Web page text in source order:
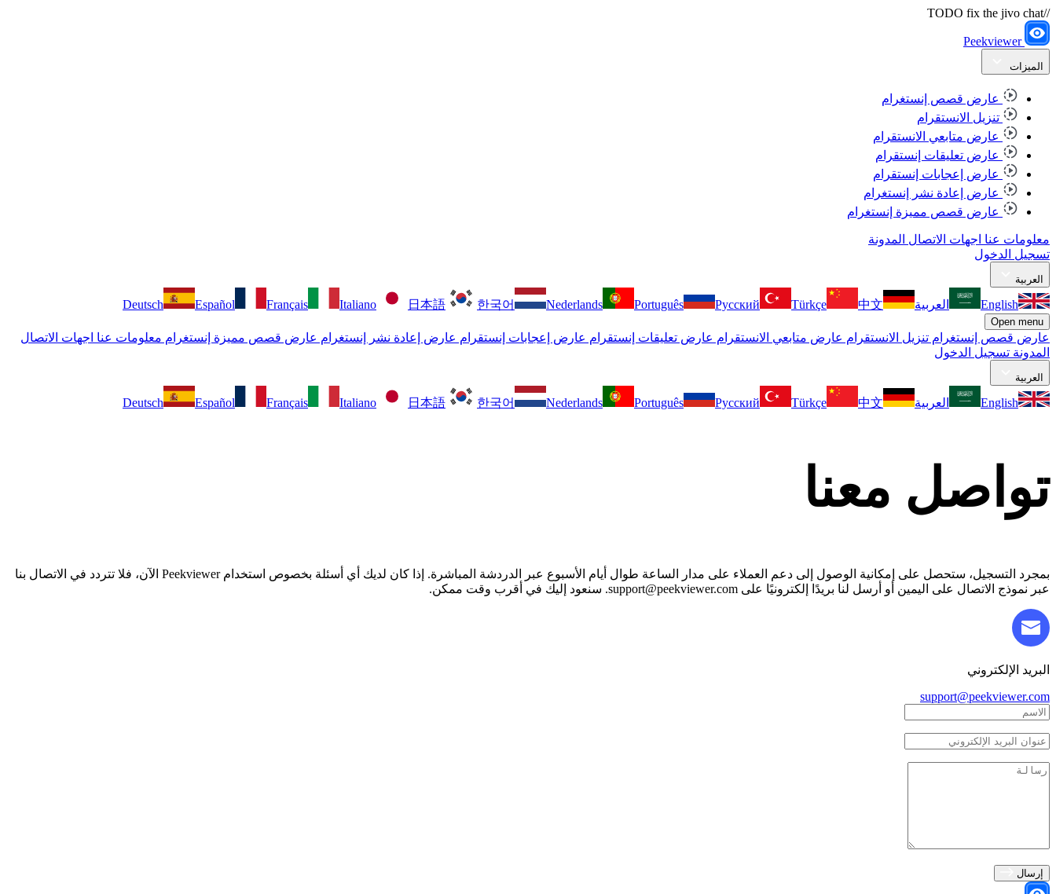
//TODO fix the jivo chat
Peekviewer
الميزات
عارض قصص إنستغرام
تنزيل الانستقرام
عارض متابعي الانستقرام
عارض تعليقات إنستقرام
عارض إعجابات إنستقرام
عارض إعادة نشر إنستغرام
عارض قصص مميزة إنستغرام
معلومات عنا اجهات الاتصال المدونة
تسجيل الدخول
العربية
English العربية Deutsch Español Français Italiano 日本語 한국어 Nederlands Português Русский Türkçe 中文
Open menu
عارض قصص إنستغرام تنزيل الانستقرام عارض متابعي الانستقرام عارض تعليقات إنستقرام عارض إعجابات إنستقرام عارض إعادة نشر إنستغرام عارض قصص مميزة إنستغرام معلومات عنا اجهات الاتصال
المدونة تسجيل الدخول
العربية
English العربية Deutsch Español Français Italiano 日本語 한국어 Nederlands Português Русский Türkçe 中文
تواصل معنا
بمجرد التسجيل، ستحصل على إمكانية الوصول إلى دعم العملاء على مدار الساعة طوال أيام الأسبوع عبر الدردشة المباشرة. إذا كان لديك أي أسئلة بخصوص استخدام Peekviewer الآن، فلا تتردد في الاتصال بنا
عبر نموذج الاتصال على اليمين أو أرسل لنا بريدًا إلكترونيًا على support@peekviewer.com. سنعود إليك في أقرب وقت ممكن.
البريد الإلكتروني
support@peekviewer.com
إرسال